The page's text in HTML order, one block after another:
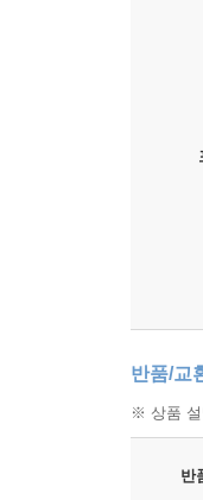
반품/교
※ 상품 설
반